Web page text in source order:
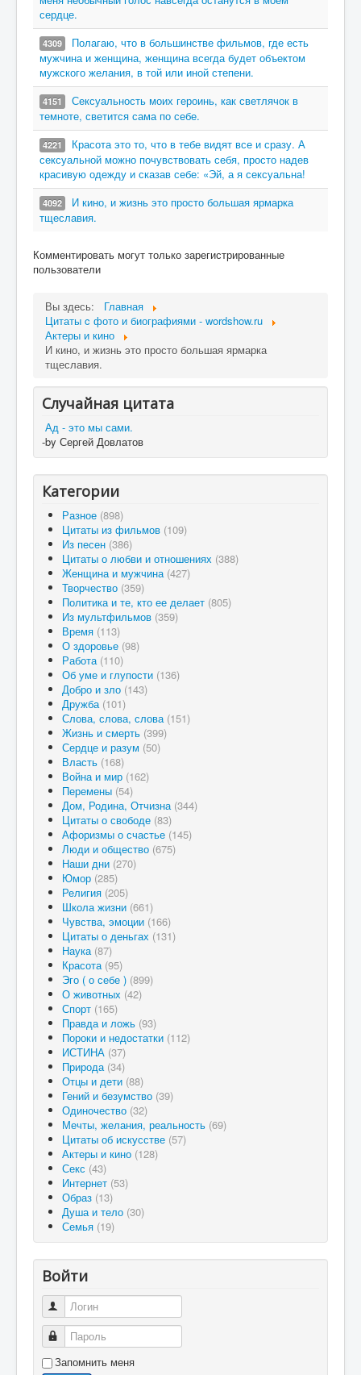
сердце.
4309
Полагаю, что в большинстве фильмов, где есть
мужчина и женщина, женщина всегда будет объектом
мужского желания, в той или иной степени.
4151
Сексуальность моих героинь, как светлячок в
темноте, светится сама по себе.
4221
Красота это то, что в тебе видят все и сразу. А
сексуальной можно почувствовать себя, просто надев
красивую одежду и сказав себе: «Эй, а я сексуальна!
4092
И кино, и жизнь это просто большая ярмарка
тщеславия.
Комментировать могут только зарегистрированные
пользователи
Вы здесь:
Главная
Цитаты c фото и биографиями - wordshow.ru
Актеры и кино
И кино, и жизнь это просто большая ярмарка
тщеславия.
Случайная цитата
Ад - это мы сами.
-by Сергей Довлатов
Категории
Разное (898)
Цитаты из фильмов (109)
Из песен (386)
Цитаты о любви и отношениях (388)
Женщина и мужчина (427)
Творчество (359)
Политика и те, кто ее делает (805)
Из мультфильмов (359)
Время (113)
О здоровье (98)
Работа (110)
Об уме и глупости (136)
Добро и зло (143)
Дружба (101)
Слова, слова, слова (151)
Жизнь и смерть (399)
Сердце и разум (50)
Власть (168)
Война и мир (162)
Перемены (54)
Дом, Родина, Отчизна (344)
Цитаты о свободе (83)
Афоризмы о счастье (145)
Люди и общество (675)
Наши дни (270)
Юмор (285)
Религия (205)
Школа жизни (661)
Чувства, эмоции (166)
Цитаты о деньгах (131)
Наука (87)
Красота (95)
Эго ( о себе ) (899)
О животных (42)
Спорт (165)
Правда и ложь (93)
Пороки и недостатки (112)
ИСТИНА (37)
Природа (34)
Отцы и дети (88)
Гений и безумство (39)
Одиночество (32)
Мечты, желания, реальность (69)
Цитаты об искусстве (57)
Актеры и кино (128)
Секс (43)
Интернет (53)
Образ (13)
Душа и тело (30)
Семья (19)
Войти
Логин
Пароль
Запомнить меня